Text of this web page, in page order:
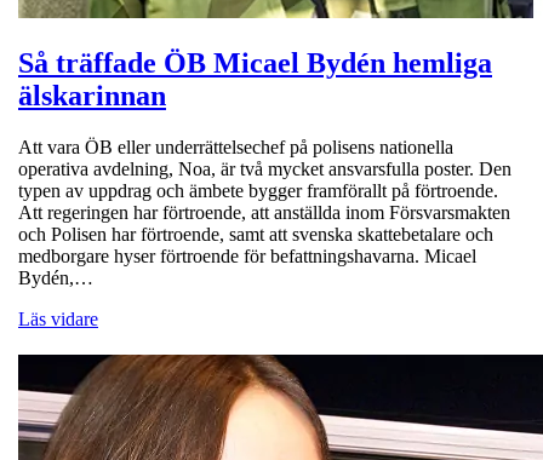
Så träffade ÖB Micael Bydén hemliga
älskarinnan
Att vara ÖB eller underrättelsechef på polisens nationella
operativa avdelning, Noa, är två mycket ansvarsfulla poster. Den
typen av uppdrag och ämbete bygger framförallt på förtroende.
Att regeringen har förtroende, att anställda inom Försvarsmakten
och Polisen har förtroende, samt att svenska skattebetalare och
medborgare hyser förtroende för befattningshavarna. Micael
Bydén,…
Läs vidare